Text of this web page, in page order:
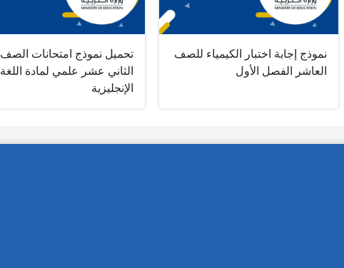
نموذج إجابة اختبار الكيمياء للصف
العاشر الفصل الأول
تحميل نموذج امتحانات الصف
الثاني عشر علمي لمادة اللغة
الإنجليزية